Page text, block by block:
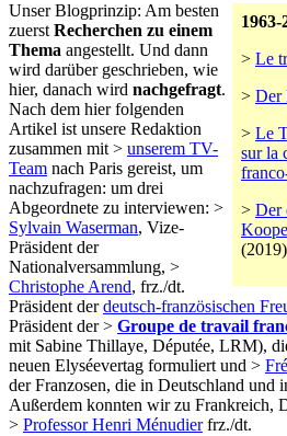
1963-
> Le
> Der
> Le
sur la
> Der
(2019)
Unser Blogprinzip: Am besten
zuerstRecherchen zu einem
Thema angestellt. Und dann
wird darüber geschrieben, wie
hier, danach wird nachgefragt.
Nach dem hier folgenden
Artikel ist unsere Redaktion
zusammen mit > unserem TV-
Team nach Paris gereist, um
nachzufragen: um drei
Abgeordnete zu interviewen: >
Sylvain Waserman, Vize-
Präsident der
Nationalversammlung, >
Christophe Arend, frz./dt.
Präsident derdeutsch-französischen
Präsident der > Groupe de travail
mit Sabine Thillaye, Députée, LRM),
neuen Elyséevertag formuliert und >
der Franzosen, die in Deutschland und
Außerdem konnten wir zu Frankreich,
> Professor Henri Ménudierfrz./dt.